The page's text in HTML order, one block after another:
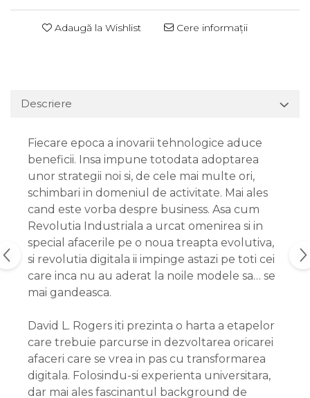
Adaugă la Wishlist Cere informații
Descriere
Fiecare epoca a inovarii tehnologice aduce
beneficii. Insa impune totodata adoptarea
unor strategii noi si, de cele mai multe ori,
schimbari in domeniul de activitate. Mai ales
cand este vorba despre business. Asa cum
Revolutia Industriala a urcat omenirea si in
special afacerile pe o noua treapta evolutiva,
si revolutia digitala ii impinge astazi pe toti cei
care inca nu au aderat la noile modele sa… se
mai gandeasca.
David L. Rogers iti prezinta o harta a etapelor
care trebuie parcurse in dezvoltarea oricarei
afaceri care se vrea in pas cu transformarea
digitala. Folosindu-si experienta universitara,
dar mai ales fascinantul background de